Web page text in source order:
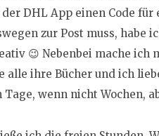
DHL App einen Code
zur Post muss, habe
😉 Nebenbei mache ich
alle ihre Bücher und ich
Tage, wenn nicht Wochen,